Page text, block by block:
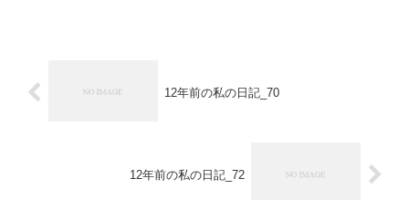
12年前の私の日記_70
12年前の私の日記_72